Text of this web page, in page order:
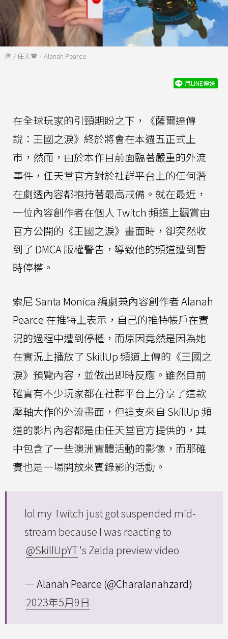
圖 / 任天堂、Alanah Pearce
用LINE傳送
在全球玩家的引頸期盼之下，《薩爾達傳
說：王國之淚》終於將會在本週五正式上
市，然而，由於本作目前面臨著嚴重的外流
事件，任天堂官方對於社群平台上的任何潛
在劇透內容都抱持著最高戒備。就在最近，
一位內容創作者在個人 Twitch 頻道上觀賞由
官方公開的《王國之淚》畫面時，卻突然收
到了 DMCA 版權警告，導致他的頻道遭到暫
時停權。
索尼 Santa Monica 編劇兼內容創作者 Alanah
Pearce 在推特上表示，自己的推特帳戶在實
況的過程中遭到停權，而原因竟然是因為她
在實況上播放了 SkillUp 頻道上傳的《王國之
淚》預覽內容，並做出即時反應。雖然目前
確實有不少玩家都在社群平台上分享了這款
壓軸大作的外流畫面，但這支來自 SkillUp 頻
道的影片內容都是由任天堂官方提供的，其
中包含了一些澳洲實體活動的影像，而那確
實也是一場開放來賓錄影的活動。
lol my Twitch just got suspended mid-
stream because I was reacting to
@SkillUpYT's Zelda preview video
— Alanah Pearce (@Charalanahzard)
2023年5月9日